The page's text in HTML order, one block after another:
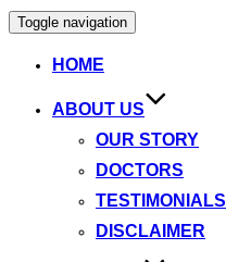
Toggle navigation
HOME
ABOUT US
OUR STORY
DOCTORS
TESTIMONIALS
DISCLAIMER